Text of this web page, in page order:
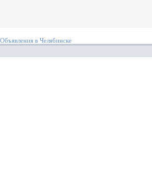
Объявления в Челябинске